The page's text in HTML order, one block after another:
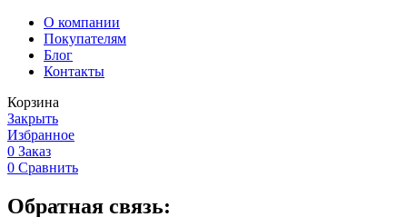
О компании
Покупателям
Блог
Контакты
Корзина
Закрыть
Избранное
0 Заказ
0 Сравнить
Обратная связь: